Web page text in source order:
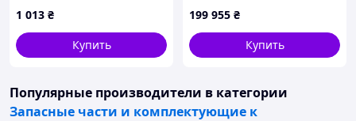
Doosan A373690
1 013 ₴
Купить
199 955 ₴
Купить
Популярные производители в категории
Запасные части и комплектующие к